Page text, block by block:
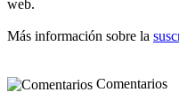
web.
Más información sobre la
Comentarios